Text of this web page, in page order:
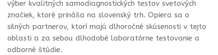
výber kvalitných samodiagnostických testov svetových
značiek, ktoré prináša na slovenský trh. Opiera sa o
silných partnerov, ktorí majú dlhoročné skúsenosti v tejto
oblasti a za sebou dlhodobé laboratórne testovanie a
odborné štúdie.